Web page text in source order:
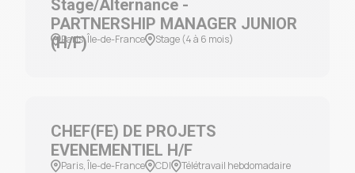
Stage/Alternance -
PARTNERSHIP MANAGER JUNIOR
(H/F)
Paris, Île-de-France Stage (4 à 6 mois)
CHEF(FE) DE PROJETS
EVENEMENTIEL H/F
Paris, Île-de-France CDI Télétravail hebdomadaire